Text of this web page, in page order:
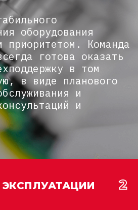
оборудования
приоритетом. Команда
готова оказать
в том
в виде планового
и
и